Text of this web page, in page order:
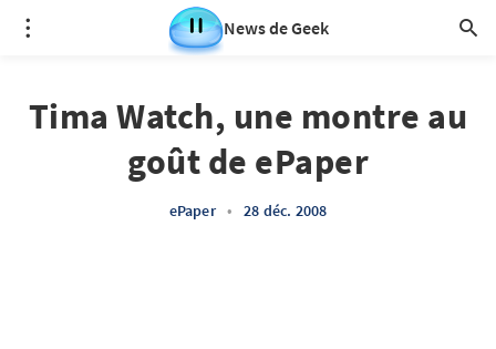
News de Geek
Tima Watch, une montre au
goût de ePaper
ePaper • 28 déc. 2008